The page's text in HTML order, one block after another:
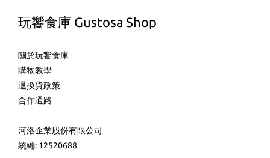
玩饗食庫 Gustosa Shop
關於玩饗食庫
購物教學
退換貨政策
合作通路
河洛企業股份有限公司
統編: 12520688